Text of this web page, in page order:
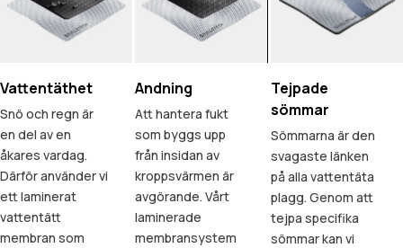
Vattentäthet
Snö och regn är
en del av en
åkares vardag.
Därför använder vi
ett laminerat
vattentätt
membran som
Andning
Att hantera fukt
som byggs upp
från insidan av
kroppsvärmen är
avgörande. Vårt
laminerade
membransystem
Tejpade
sömmar
Sömmarna är den
svagaste länken
på alla vattentäta
plagg. Genom att
tejpa specifika
sömmar kan vi